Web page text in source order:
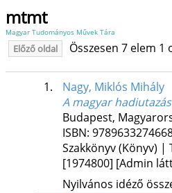
mtmt
Magyar Tudományos Művek Tára
Előző oldal Összesen 7 elem 1
1.
Nagy, Miklós Mihály
A magyar
Budapest,
ISBN:
Szakkönyv (Könyv) |
[1974800] [Admin
Nyilvános idéző